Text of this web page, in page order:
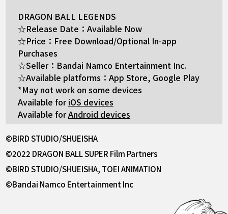
DRAGON BALL LEGENDS
☆Release Date：Available Now
☆Price：Free Download/Optional In-app
Purchases
☆Seller：Bandai Namco Entertainment Inc.
☆Available platforms：App Store, Google Play
*May not work on some devices
Available foriOS devices
Available forAndroid devices
©BIRD STUDIO/SHUEISHA
©2022 DRAGON BALL SUPER Film Partners
©BIRD STUDIO/SHUEISHA, TOEI ANIMATION
©Bandai Namco Entertainment Inc